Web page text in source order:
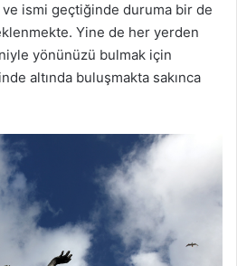
ismi geçtiğinde duruma bir de
Yine de her yerden
yönünüzü bulmak için
altında buluşmakta sakınca